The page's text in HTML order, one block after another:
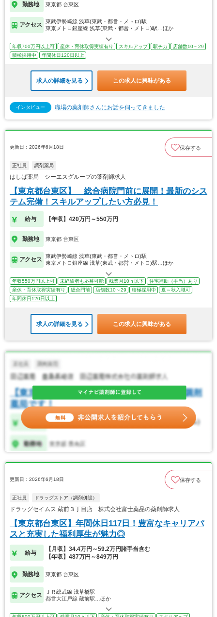
勤務地 東京都 台東区
アクセス
東武伊勢崎線 浅草(東武・都営・メトロ)駅
東京メトロ銀座線 浅草(東武・都営・メトロ)駅…ほか
年収700万円以上可 産休・育休取得実績有り スキルアップ 駅チカ
店舗数10～29
積極採用中
年間休日120日以上
求人の詳細を見る この求人に興味がある
インタビュー 職場の薬剤師さんにお話を伺ってきました
更新日：2026年6月18日 保存する
正社員 調剤薬局
はしば薬局 シーエスグループの薬剤師求人
【東京都台東区】 総合病院門前に展開！最新のシス
テム完備！スキルアップしたい方必見！
給与 【年収】420万円～550万円
勤務地 東京都 台東区
アクセス
東武伊勢崎線 浅草(東武・都営・メトロ)駅
東京メトロ銀座線 浅草(東武・都営・メトロ)駅…ほか
年収550万円以上可 未経験者も応募可能 残業月10ｈ以下
住宅補助（手当）あり
産休・育休取得実績有り
総合門前 店舗数10～29 積極採用中
夏～秋入職可
年間休日120日以上
求人の詳細を見る この求人に興味がある
更新日：2026年6月18日 保存する
正社員 ドラッグストア（調剤併設）
ドラッグセイムス 蔵前３丁目店 株式会社富士薬品の薬剤師求人
【東京都台東区】年間休日117日！豊富なキャリアパ
スと充実した福利厚生が魅力◎
給与
【月収】34.4万円～59.2万円諸手当含む
【年収】487万円～849万円
勤務地 東京都 台東区
アクセス
ＪＲ総武線 浅草橋駅
都営大江戸線 蔵前駅…ほか